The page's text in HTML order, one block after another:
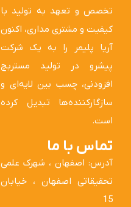
تخصص و تعهد به تولید با
کیفیت و مشتری مداری، اکنون
آریا پلیمر را به یک شرکت
پیشرو در تولید مستربچ
افزودنی، چسب بین لایه‌ای و
سازگارکننده‌ها تبدیل کرده
است.
تماس با ما
آدرس: اصفهان ، شهرک علمی
تحقیقاتی اصفهان ، خیابان
15